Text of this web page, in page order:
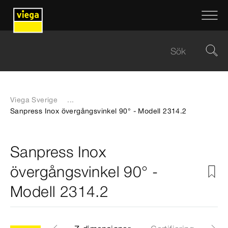
Viega Sverige
...
Sanpress Inox övergångsvinkel 90° - Modell 2314.2
Sanpress Inox
övergångsvinkel 90° -
Modell 2314.2